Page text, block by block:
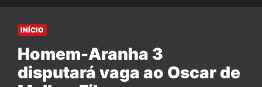
INÍCIO
Homem-Aranha 3
disputará vaga ao Oscar de